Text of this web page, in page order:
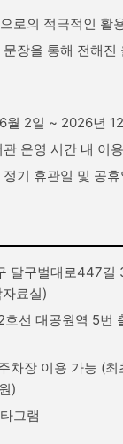
로의 적극적인 활
장을 통해 전해진
월 2일 ~ 2026년
운영 시간 내 이
기 휴관일 및 공휴
달구벌대로447길
료실)
선 대공원역 5번
차장 이용 가능 (
)
그램